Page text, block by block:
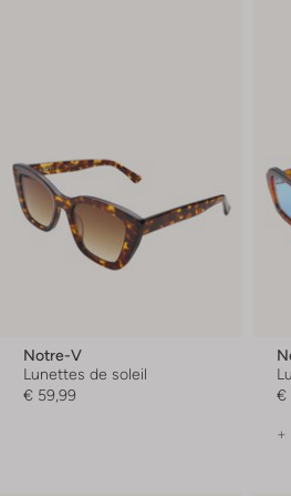
Notre-V
Lunettes de soleil
€ 59,99
€
+